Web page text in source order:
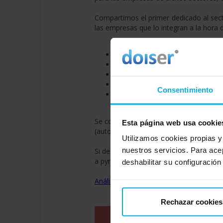
Consentimiento
Esta página web usa
Utilizamos cookies propias
nuestros servicios. Para
deshabilitar su
Rechazar cookies
Compartimos el primer dedicado al
las empresas que lo integran a la
Entregabilidad y envíos de gran
Programación y automatización
Diseños atractivos y versátiles.
Se completa el análisis con un
(autor de los análisis), como ejemplos
Si deseas más información y revisar
a pymes y emprendedores para
Análisis sectorial de ventajas y